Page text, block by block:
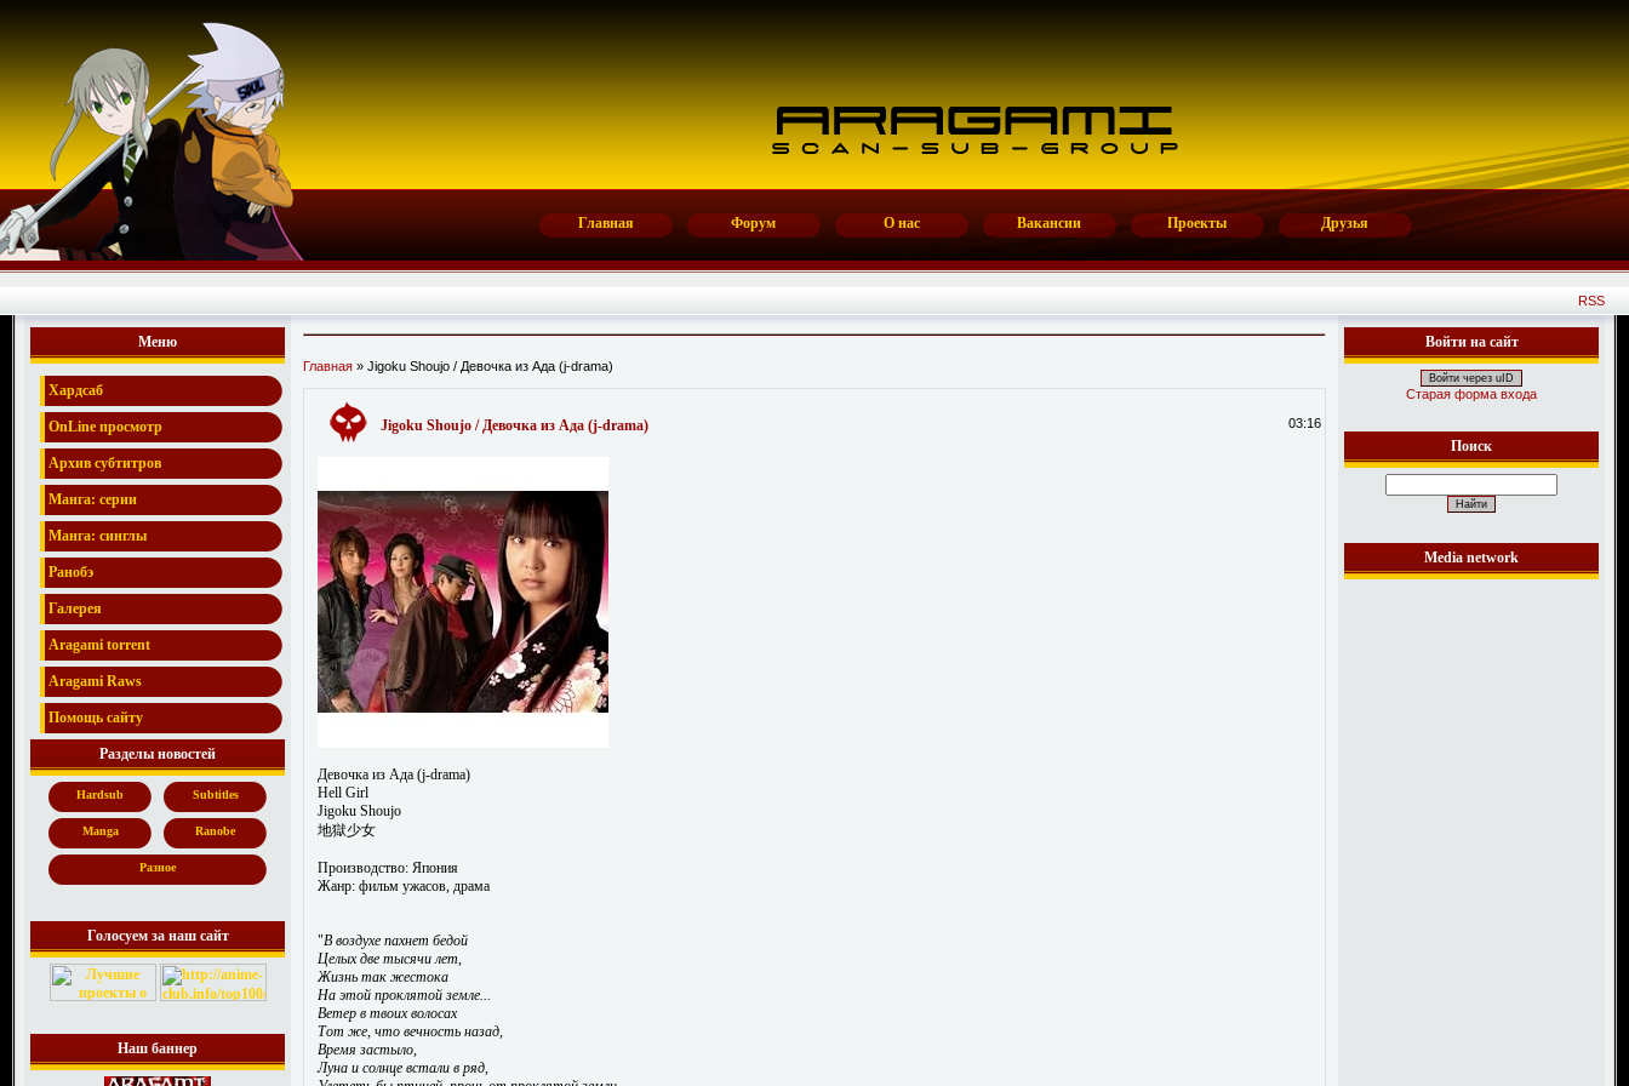
Главная Форум О нас Вакансии Проекты Друзья
RSS
Меню
Хардсаб
OnLine просмотр
Архив субтитров
Манга: серии
Манга: синглы
Ранобэ
Галерея
Aragami torrent
Aragami Raws
Помощь сайту
Разделы новостей
Hardsub Subtitles
Manga Ranobe
Разное
Голосуем за наш сайт
Наш баннер
Главная » Jigoku Shoujo / Девочка из Ада (j-drama)
Jigoku Shoujo / Девочка из Ада (j-drama) 03:16
Девочка из Ада (j-drama)
Hell Girl
Jigoku Shoujo
地獄少女
Производство: Япония
Жанр: фильм ужасов, драма
"В воздухе пахнет бедой
Целых две тысячи лет,
Жизнь так жестока
На этой проклятой земле...
Ветер в твоих волосах
Тот же, что вечность назад,
Время застыло,
Луна и солнце встали в ряд,
Войти на сайт
Войти через uID
Старая форма входа
Поиск
Media network